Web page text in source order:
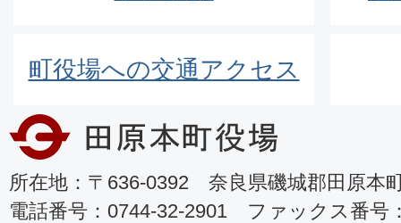
町役場への交通アクセス
所在地：〒636-0392 奈良県磯城郡田原本
電話番号：0744-32-2901 ファックス番号